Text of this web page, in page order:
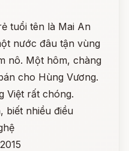
tuổi tên là Mai An
nước đâu tận vùng
nô. Một hôm, chàng
cho Hùng Vương.
Việt rất chóng.
biết nhiều điều